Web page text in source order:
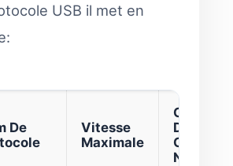
USB il met en
De
Vitesse
Maximale
Cas
Notes